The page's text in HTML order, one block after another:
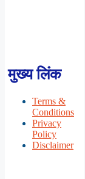
मुख्य लिंक
Terms &
Conditions
Privacy
Policy
Disclaimer